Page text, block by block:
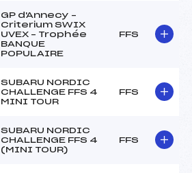
GP d'Annecy –
Criterium SWIX
UVEX – Trophée
BANQUE
POPULAIRE
FFS
SUBARU NORDIC
CHALLENGE FFS 4
MINI TOUR
FFS
SUBARU NORDIC
CHALLENGE FFS 4
(MINI TOUR)
FFS